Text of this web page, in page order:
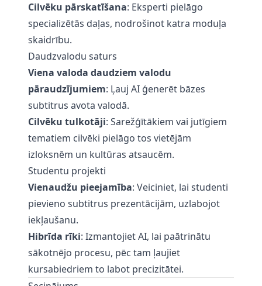
Cilvēku pārskatīšana: Eksperti pielāgo
specializētās daļas, nodrošinot katra moduļa
skaidrību.
Daudzvalodu saturs
Viena valoda daudziem valodu
pāraudzījumiem: Ļauj AI ģenerēt bāzes
subtitrus avota valodā.
Cilvēku tulkotāji: Sarežģītākiem vai jutīgiem
tematiem cilvēki pielāgo tos vietējām
izloksnēm un kultūras atsaucēm.
Studentu projekti
Vienaudžu pieejamība: Veiciniet, lai studenti
pievieno subtitrus prezentācijām, uzlabojot
iekļaušanu.
Hibrīda rīki: Izmantojiet AI, lai paātrinātu
sākotnējo procesu, pēc tam ļaujiet
kursabiedriem to labot precizitātei.